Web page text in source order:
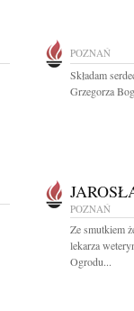
POZNAŃ
Składam
Grzegorza
POZNAŃ
Ze smutkiem
lekarza
Ogrodu...